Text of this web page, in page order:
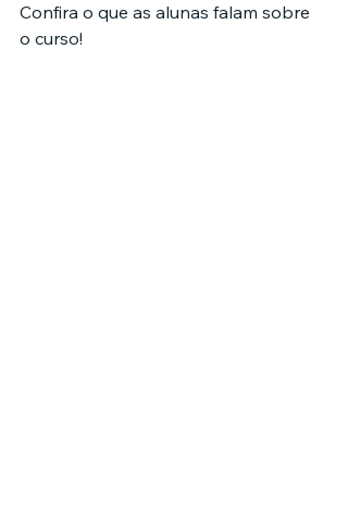
Confira o que as alunas falam sobre
o curso!